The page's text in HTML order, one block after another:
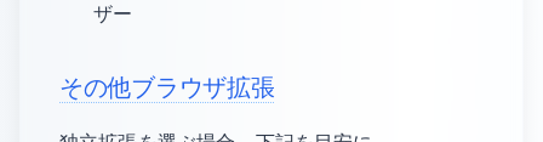
ザー
その他ブラウザ拡張